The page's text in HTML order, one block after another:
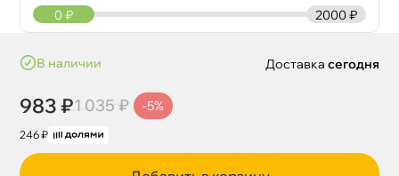
2000 ₽
0 ₽
наличии
983 ₽1 035 ₽ -5%
246 ₽
Доставка сегодня